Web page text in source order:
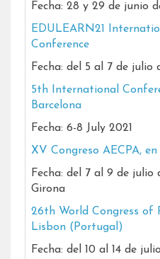
Fecha: 28 y 29 de junio
EDULEARN21
Conference
Fecha: del 5 al 7 de julio
5th International
Barcelona
Fecha: 6-8 July 2021
XV Congreso AECPA,
Fecha: del 7 al 9 de julio
Girona
26th World Congress
Lisbon (Portugal)
Fecha: del 10 al 14 de